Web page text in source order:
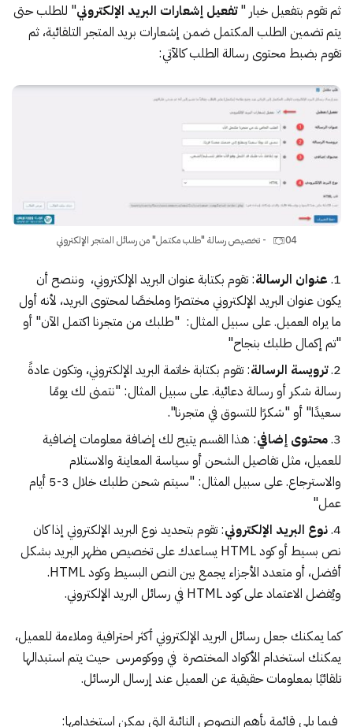
ثم تقوم بتفعيل خيار "تفعيل إشعارات البريد الإلكتروني" للطلب حتى
يتم تضمين الطلب المكتمل ضمن إشعارات بريد المتجر التلقائية، ثم
تقوم بضبط محتوى رسالة الطلب كالآتي:
04 - تخصيص رسالة "طلب مكتمل" من رسائل المتجر الإلكتروني
عنوان الرسالة: تقوم بكتابة عنوان البريد الإلكتروني، وننصح أن
يكون عنوان البريد الإلكتروني مختصرًا وملخصًا لمحتوى البريد، لأنه أول
ما يراه العميل. على سبيل المثال: "طلبك من متجرنا اكتمل الآن" أو
"تم إكمال طلبك بنجاح"
ترويسة الرسالة: تقوم بكتابة خاتمة البريد الإلكتروني، وتكون عادةً
رسالة شكر أو رسالة دعائية. على سبيل المثال: "نتمنى لك يومًا
سعيدًا" أو "شكرًا للتسوق في متجرنا".
محتوى إضافي: هذا القسم يتيح لك إضافة معلومات إضافية
للعميل، مثل تفاصيل الشحن أو سياسة المعاينة والاستلام
والاسترجاع. على سبيل المثال: "سيتم شحن طلبك خلال 3-5 أيام
عمل"
نوع البريد الإلكتروني: تقوم بتحديد نوع البريد الإلكتروني إذا كان
نص بسيط أو كود HTML يساعدك على تخصيص مظهر البريد بشكل
أفضل، أو متعدد الأجزاء يجمع بين النص البسيط وكود HTML.
ويُفضل الاعتماد على كود HTML في رسائل البريد الإلكتروني.
كما يمكنك جعل رسائل البريد الإلكتروني أكثر احترافية وملاءمة للعميل،
يمكنك استخدام الأكواد المختصرة في ووكومرس حيث يتم استبدالها
تلقائيًا بمعلومات حقيقية عن العميل عند إرسال الرسائل.
فيما يلي قائمة بأهم النصوص النائبة التي يمكن استخدامها: